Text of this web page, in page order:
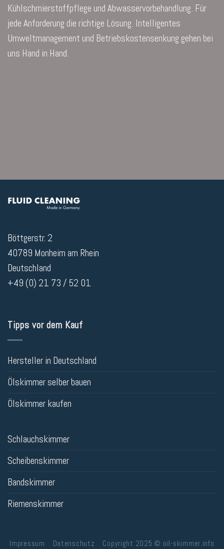
Kühlschmierstoffpflege und Abwasservorbehandlung. Für
jede Anforderung die richtige Lösung. Intelligentes
Umweltmanagement und Betriebskostensenkung gehen bei
uns Hand in Hand.
Böttgerstr. 2
40789 Monheim am Rhein
Deutschland
+49 (0) 21 73 / 52 01
Tipps vor dem Kauf
Hersteller in Deutschland
Ölskimmer selber bauen
Ölskimmer kaufen
Schlauchskimmer
Scheibenskimmer
Bandskimmer
Riemenskimmer
Impressum Datenschutz Copyright 2025 © oil-skimmer.info